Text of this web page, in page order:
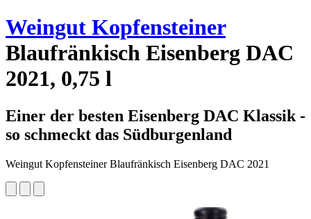
Weingut Kopfensteiner
Blaufränkisch Eisenberg DAC
2021, 0,75 l
Einer der besten Eisenberg DAC Klassik -
so schmeckt das Südburgenland
Weingut Kopfensteiner Blaufränkisch Eisenberg DAC 2021